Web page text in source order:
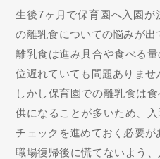
生後7ヶ月で保育園へ入園
の離乳食についての悩みが出
離乳食は進み具合や食べる
位遅れていても問題ありませ
しかし保育園での離乳食は
供になることが多いため、
チェックを進めておく必要が
職場復帰後に慌てないよう